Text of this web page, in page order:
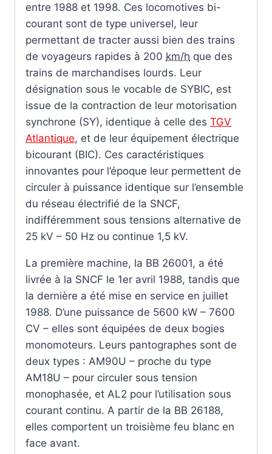
entre 1988 et 1998. Ces locomotives bi-
courant sont de type universel, leur
permettant de tracter aussi bien des trains
de voyageurs rapides à 200 km/h que des
trains de marchandises lourds. Leur
désignation sous le vocable de SYBIC, est
issue de la contraction de leur motorisation
synchrone (SY), identique à celle des TGV
Atlantique, et de leur équipement électrique
bicourant (BIC). Ces caractéristiques
innovantes pour l’époque leur permettent de
circuler à puissance identique sur l’ensemble
du réseau électrifié de la SNCF,
indifféremment sous tensions alternative de
25 kV – 50 Hz ou continue 1,5 kV.
La première machine, la BB 26001, a été
livrée à la SNCF le 1er avril 1988, tandis que
la dernière a été mise en service en juillet
1988. D’une puissance de 5600 kW – 7600
CV – elles sont équipées de deux bogies
monomoteurs. Leurs pantographes sont de
deux types : AM90U – proche du type
AM18U – pour circuler sous tension
monophasée, et AL2 pour l’utilisation sous
courant continu. A partir de la BB 26188,
elles comportent un troisième feu blanc en
face avant.